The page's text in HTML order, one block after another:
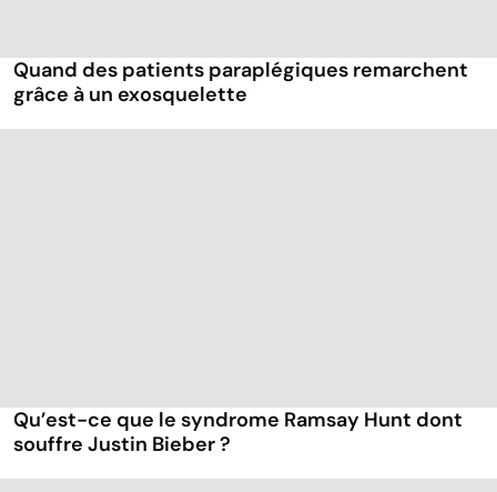
Quand des patients paraplégiques remarchent
grâce à un exosquelette
Qu’est-ce que le syndrome Ramsay Hunt dont
souffre Justin Bieber ?